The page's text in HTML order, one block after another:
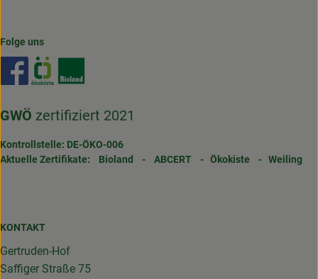
Folge uns
Externer Link zu https://www.facebook.com/
GWÖ zertifiziert 2021
Kontrollstelle: DE-ÖKO-006
Aktuelle Zertifikate: Bioland - ABCERT - Ökokiste - Weiling
KONTAKT
Gertruden-Hof
Saffiger Straße 75